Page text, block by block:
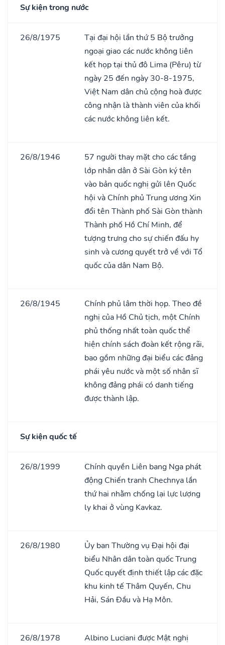
Sự kiện trong nước
26/8/1975
Tại đại hội lần thứ 5 Bộ trưởng
ngoại giao các nước không liên
kết họp tại thủ đô Lima (Pêru) từ
ngày 25 đến ngày 30-8-1975,
Việt Nam dân chủ cộng hoà được
công nhận là thành viên của khối
các nước không liên kết.
26/8/1946
57 người thay mặt cho các tầng
lớp nhân dân ở Sài Gòn ký tên
vào bản quốc nghị gửi lên Quốc
hội và Chính phủ Trung ương Xin
đổi tên Thành phố Sài Gòn thành
Thành phố Hồ Chí Minh, để
tượng trưng cho sự chiến đấu hy
sinh và cương quyết trở về với Tổ
quốc của dân Nam Bộ.
26/8/1945
Chính phủ lâm thời họp. Theo đề
nghị của Hồ Chủ tịch, một Chính
phủ thống nhất toàn quốc thể
hiện chính sách đoàn kết rộng rãi,
bao gồm những đại biểu các đảng
phái yêu nước và một số nhân sĩ
không đảng phái có danh tiếng
được thành lập.
Sự kiện quốc tế
26/8/1999
Chính quyền Liên bang Nga phát
động Chiến tranh Chechnya lần
thứ hai nhằm chống lại lực lượng
ly khai ở vùng Kavkaz.
26/8/1980
Ủy ban Thường vụ Đại hội đại
biểu Nhân dân toàn quốc Trung
Quốc quyết định thiết lập các đặc
khu kinh tế Thâm Quyến, Chu
Hải, Sán Đầu và Hạ Môn.
26/8/1978
Albino Luciani được Mật nghị